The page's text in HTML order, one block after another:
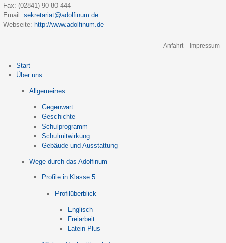
Fax: (02841) 90 80 444
Email:sekretariat@adolfinum.de
Webseite: http://www.adolfinum.de
Anfahrt Impressum
Start
Über uns
Allgemeines
Gegenwart
Geschichte
Schulprogramm
Schulmitwirkung
Gebäude und Ausstattung
Wege durch das Adolfinum
Profile in Klasse 5
Profilüberblick
Englisch
Freiarbeit
Latein Plus